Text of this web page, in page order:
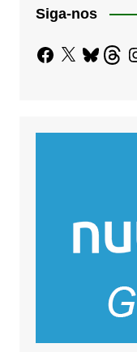
Siga-nos
Facebook
X Bluesky